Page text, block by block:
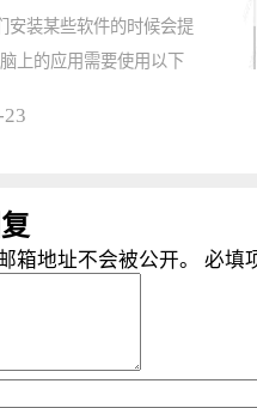
装某些软件的时候会提
上的应用需要使用以下
箱地址不会被公开。 必填